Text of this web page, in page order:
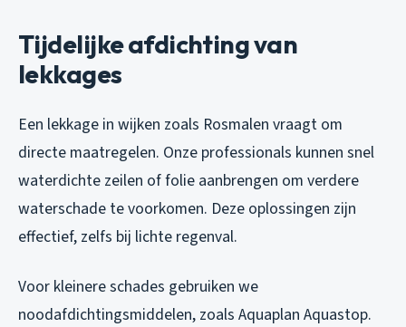
Tijdelijke afdichting van
lekkages
Een lekkage in wijken zoals Rosmalen vraagt om
directe maatregelen. Onze professionals kunnen snel
waterdichte zeilen of folie aanbrengen om verdere
waterschade te voorkomen. Deze oplossingen zijn
effectief, zelfs bij lichte regenval.
Voor kleinere schades gebruiken we
noodafdichtingsmiddelen, zoals Aquaplan Aquastop.